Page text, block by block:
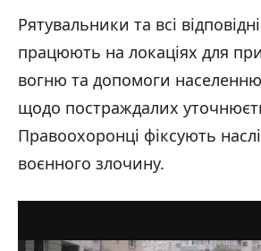
Рятувальники та всі
працюють на локаціях для
вогню та допомоги
щодо постраждалих
Правоохоронці фіксують
воєнного злочину.